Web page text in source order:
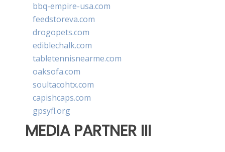
bbq-empire-usa.com
feedstoreva.com
drogopets.com
ediblechalk.com
tabletennisnearme.com
oaksofa.com
soultacohtx.com
capishcaps.com
gpsyfl.org
MEDIA PARTNER III